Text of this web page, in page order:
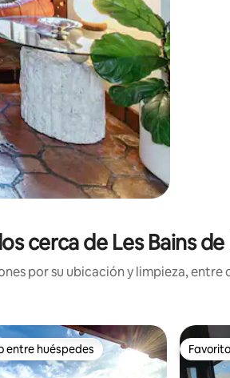
cerca de Les Bains de
por su ubicación y limpieza, entre
en Favorito entre huéspedes
entre huéspedes